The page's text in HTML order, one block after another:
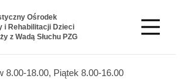
Ośrodek
i Rehabilitacji Dzieci
z Wadą Słuchu PZG
8.00-18.00, Piątek 8.00-16.00